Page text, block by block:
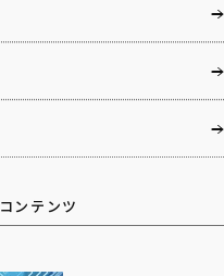
コンテンツ